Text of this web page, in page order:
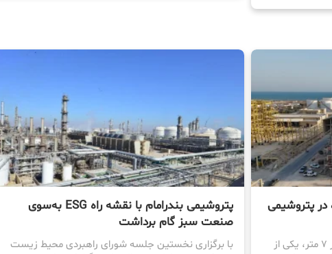
در پتروشیمی
این تجهیز ۲۴۰ تنی با ارتفاع ۲۰ متر و قطر ۷ متر، یکی از
پتروشیمی بندرامام با نقشه راه ESG به‌سوی
صنعت سبز گام برداشت
با برگزاری نخستین جلسه شورای راهبردی محیط زیست